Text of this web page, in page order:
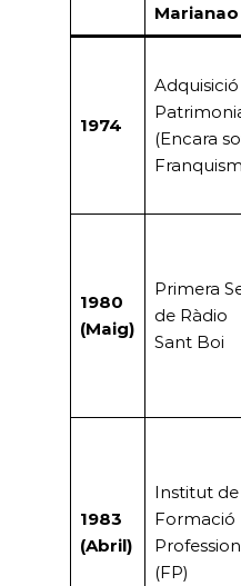
Marianao
1974
Adquisició
(Encara
1980
(Maig)
Primera
de Ràdio
Sant Boi
1983
(Abril)
Institut de
Formació
(FP)